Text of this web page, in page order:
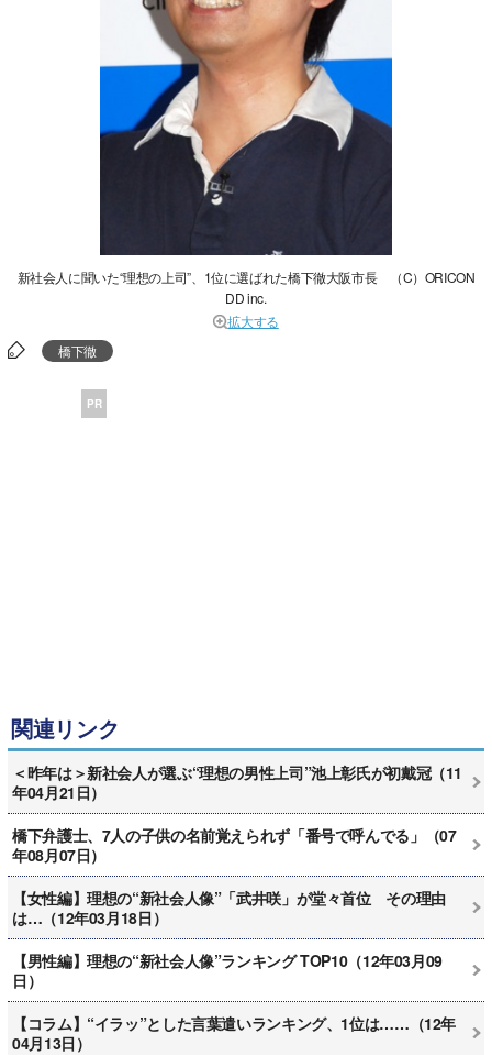
新社会人に聞いた“理想の上司”、1位に選ばれた橋下徹大阪市長 （C）ORICON
DD inc.
拡大する
橋下徹
PR
関連リンク
＜昨年は＞新社会人が選ぶ“理想の男性上司”池上彰氏が初戴冠（11
年04月21日）
橋下弁護士、7人の子供の名前覚えられず「番号で呼んでる」（07
年08月07日）
【女性編】理想の“新社会人像”「武井咲」が堂々首位 その理由
は…（12年03月18日）
【男性編】理想の“新社会人像”ランキング TOP10（12年03月09
日）
【コラム】“イラッ”とした言葉遣いランキング、1位は……（12年
04月13日）